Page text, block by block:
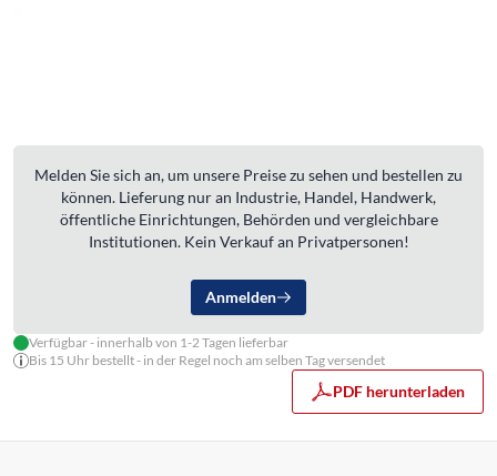
Melden Sie sich an, um unsere Preise zu sehen und bestellen zu
können. Lieferung nur an Industrie, Handel, Handwerk,
öffentliche Einrichtungen, Behörden und vergleichbare
Institutionen. Kein Verkauf an Privatpersonen!
Anmelden
Verfügbar - innerhalb von 1-2 Tagen lieferbar
Bis 15 Uhr bestellt - in der Regel noch am selben Tag versendet
PDF herunterladen